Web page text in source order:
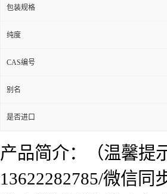
包装规格
纯度
CAS编号
别名
是否进口
产品简介：（温馨提
13622282785/微信同